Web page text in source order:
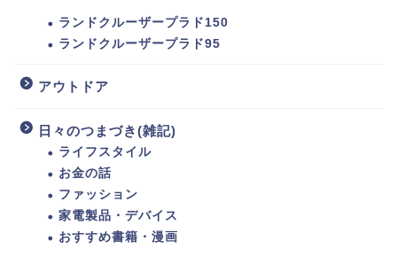
ランドクルーザープラド150
ランドクルーザープラド95
アウトドア
日々のつまづき(雑記)
ライフスタイル
お金の話
ファッション
家電製品・デバイス
おすすめ書籍・漫画